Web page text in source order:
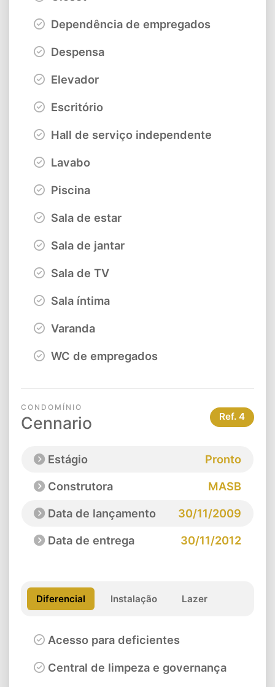
Dependência de empregados
Despensa
Elevador
Escritório
Hall de serviço independente
Lavabo
Piscina
Sala de estar
Sala de jantar
Sala de TV
Sala íntima
Varanda
WC de empregados
CONDOMÍNIO
Cennario Ref. 4
Estágio
Pronto
Construtora
MASB
Data de lançamento
30/11/2009
Data de entrega
30/11/2012
Diferencial Instalação Lazer
Acesso para deficientes
Central de limpeza e governança